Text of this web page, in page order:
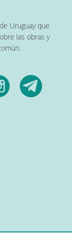
Uruguay que
las obras y